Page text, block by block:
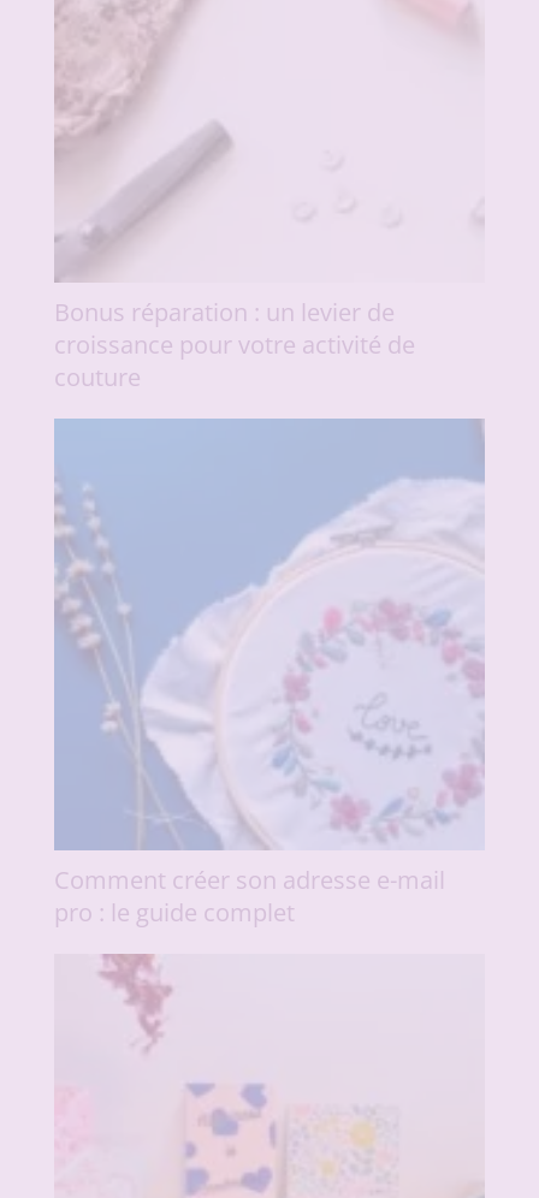
Bonus réparation : un levier de
croissance pour votre activité de
couture
Comment créer son adresse e-mail
pro : le guide complet